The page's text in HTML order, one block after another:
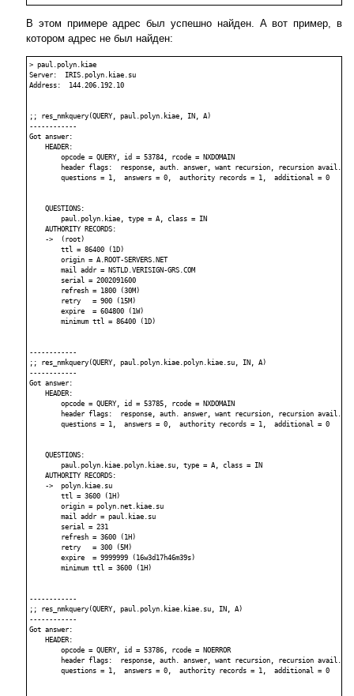
В этом примере адрес был успешно найден. А вот пример, в
котором адрес не был найден:
> paul.polyn.kiae
Server:  IRIS.polyn.kiae.su
Address:  144.206.192.10
;; res_nmkquery(QUERY, paul.polyn.kiae, IN, A)
------------
Got answer:
    HEADER:
        opcode = QUERY, id = 53784, rcode = NXDOMAIN
        header flags:  response, auth. answer, want recursion, recursion avail.
        questions = 1,  answers = 0,  authority records = 1,  additional = 0
    QUESTIONS:
        paul.polyn.kiae, type = A, class = IN
    AUTHORITY RECORDS:
    ->  (root)
        ttl = 86400 (1D)
        origin = A.ROOT-SERVERS.NET
        mail addr = NSTLD.VERISIGN-GRS.COM
        serial = 2002091600
        refresh = 1800 (30M)
        retry   = 900 (15M)
        expire  = 604800 (1W)
        minimum ttl = 86400 (1D)
------------
;; res_nmkquery(QUERY, paul.polyn.kiae.polyn.kiae.su, IN, A)
------------
Got answer:
    HEADER:
        opcode = QUERY, id = 53785, rcode = NXDOMAIN
        header flags:  response, auth. answer, want recursion, recursion avail.
        questions = 1,  answers = 0,  authority records = 1,  additional = 0
    QUESTIONS:
        paul.polyn.kiae.polyn.kiae.su, type = A, class = IN
    AUTHORITY RECORDS:
    ->  polyn.kiae.su
        ttl = 3600 (1H)
        origin = polyn.net.kiae.su
        mail addr = paul.kiae.su
        serial = 231
        refresh = 3600 (1H)
        retry   = 300 (5M)
        expire  = 9999999 (16w3d17h46m39s)
        minimum ttl = 3600 (1H)
------------
;; res_nmkquery(QUERY, paul.polyn.kiae.kiae.su, IN, A)
------------
Got answer:
    HEADER:
        opcode = QUERY, id = 53786, rcode = NOERROR
        header flags:  response, auth. answer, want recursion, recursion avail.
        questions = 1,  answers = 0,  authority records = 1,  additional = 0